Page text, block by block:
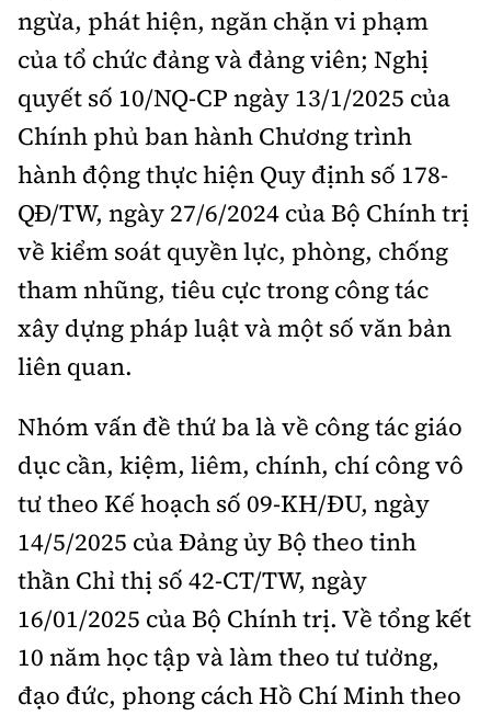
ngừa, phát hiện, ngăn chặn vi phạm
của tổ chức đảng và đảng viên; Nghị
quyết số 10/NQ-CP ngày 13/1/2025 của
Chính phủ ban hành Chương trình
hành động thực hiện Quy định số 178-
QĐ/TW, ngày 27/6/2024 của Bộ Chính trị
về kiểm soát quyền lực, phòng, chống
tham nhũng, tiêu cực trong công tác
xây dựng pháp luật và một số văn bản
liên quan.
Nhóm vấn đề thứ ba là về công tác giáo
dục cần, kiệm, liêm, chính, chí công vô
tư theo Kế hoạch số 09-KH/ĐU, ngày
14/5/2025 của Đảng ủy Bộ theo tinh
thần Chỉ thị số 42-CT/TW, ngày
16/01/2025 của Bộ Chính trị. Về tổng kết
10 năm học tập và làm theo tư tưởng,
đạo đức, phong cách Hồ Chí Minh theo